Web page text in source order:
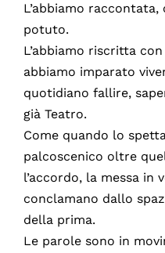
L’abbiamo
potuto.
L’abbiamo riscritta
abbiamo imparato
quotidiano fallire,
già Teatro.
Come quando lo
palcoscenico oltre
l’accordo, la messa in
conclamano dallo
della prima.
Le parole sono in